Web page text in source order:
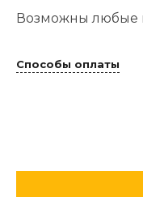
Возможны любые
Способы оплаты